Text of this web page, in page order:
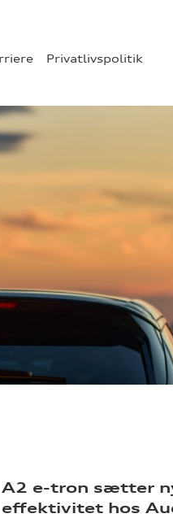
Privatlivspolitik
A2 e-tron sætter
effektivitet hos